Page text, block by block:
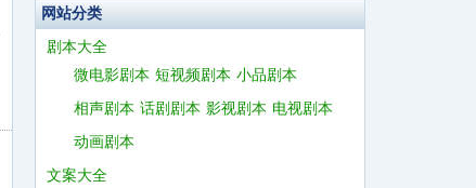
网站分类
剧本大全
微电影剧本 短视频剧本 小品剧本
相声剧本 话剧剧本 影视剧本 电视剧本
动画剧本
文案大全